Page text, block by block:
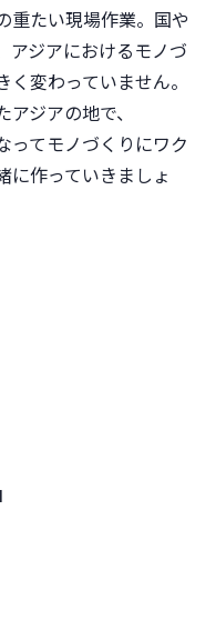
重たい現場作業。国や
アジアにおけるモノづ
変わっていません。
ジアの地で、
ってモノづくりにワク
に作っていきましょ